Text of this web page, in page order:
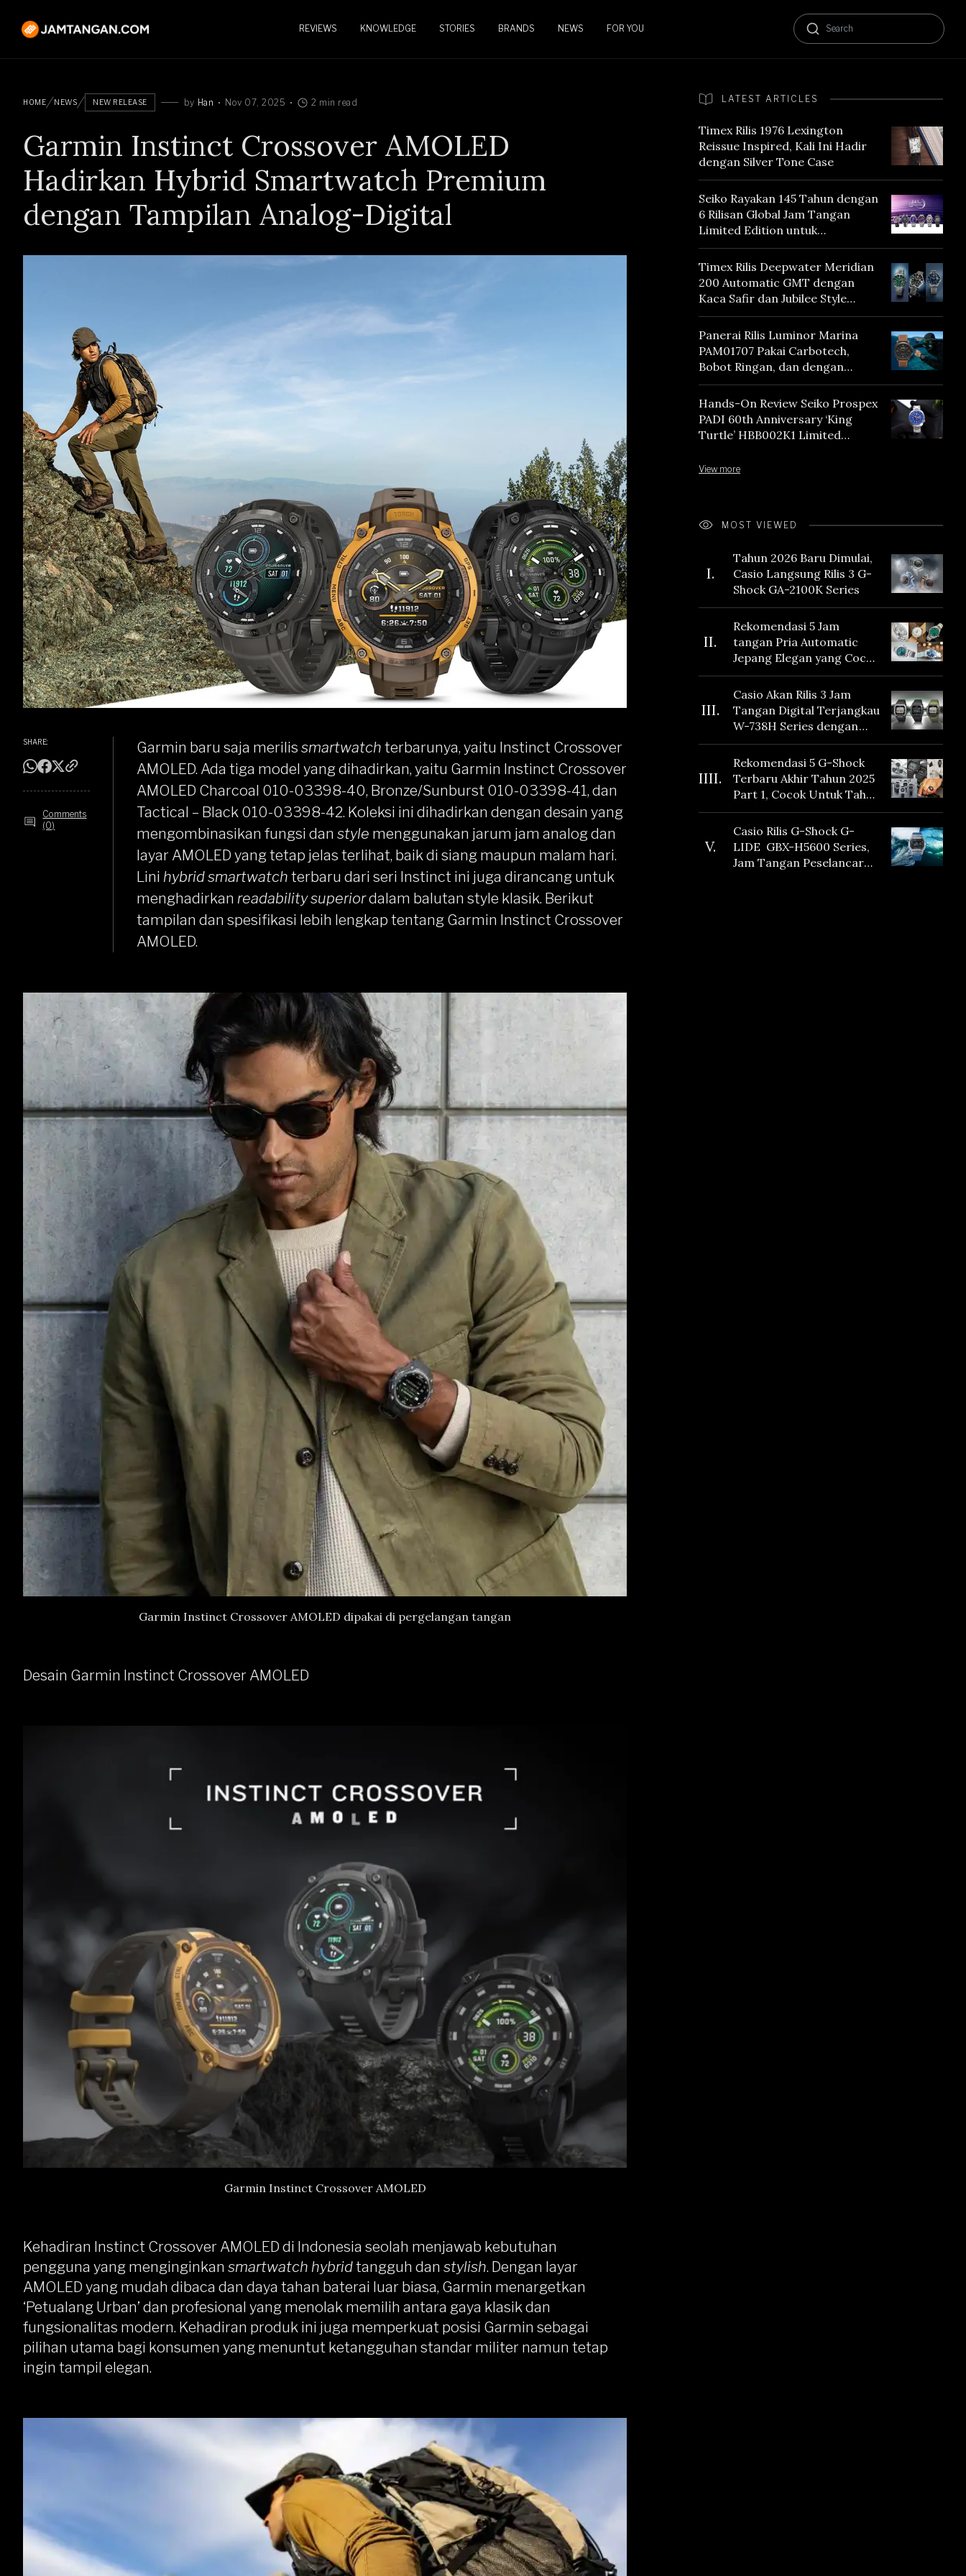
REVIEWS KNOWLEDGE STORIES BRANDS NEWS FOR YOU
HOME NEWS NEW RELEASE by Han Nov 07, 2025 2 min read
Garmin Instinct Crossover AMOLED
Hadirkan Hybrid Smartwatch Premium
dengan Tampilan Analog-Digital
SHARE:
Comments
(0)
Garmin baru saja merilis smartwatch terbarunya, yaitu Instinct Crossover
AMOLED. Ada tiga model yang dihadirkan, yaitu Garmin Instinct Crossover
AMOLED Charcoal 010-03398-40, Bronze/Sunburst 010-03398-41, dan
Tactical – Black 010-03398-42. Koleksi ini dihadirkan dengan desain yang
mengombinasikan fungsi dan style menggunakan jarum jam analog dan
layar AMOLED yang tetap jelas terlihat, baik di siang maupun malam hari.
Lini hybrid smartwatch terbaru dari seri Instinct ini juga dirancang untuk
menghadirkan readability superiordalam balutan style klasik. Berikut
tampilan dan spesifikasi lebih lengkap tentang Garmin Instinct Crossover
AMOLED.
Garmin Instinct Crossover AMOLED dipakai di pergelangan tangan
Desain Garmin Instinct Crossover AMOLED
Garmin Instinct Crossover AMOLED
Kehadiran Instinct Crossover AMOLED di Indonesia seolah menjawab kebutuhan
pengguna yang menginginkan smartwatch hybridtangguh dan stylish. Dengan layar
AMOLED yang mudah dibaca dan daya tahan baterai luar biasa, Garmin menargetkan
‘Petualang Urban’ dan profesional yang menolak memilih antara gaya klasik dan
fungsionalitas modern. Kehadiran produk ini juga memperkuat posisi Garmin sebagai
pilihan utama bagi konsumen yang menuntut ketangguhan standar militer namun tetap
ingin tampil elegan.
LATEST ARTICLES
Timex Rilis 1976 Lexington
Reissue Inspired, Kali Ini Hadir
dengan Silver Tone Case
Seiko Rayakan 145 Tahun dengan
6 Rilisan Global Jam Tangan
Limited Edition untuk
Menghormati Edo Purple,
Warna yang Mencerminkan
Warisan Tokyo
Timex Rilis Deepwater Meridian
200 Automatic GMT dengan
Kaca Safir dan Jubilee Style
Bracelet
Panerai Rilis Luminor Marina
PAM01707 Pakai Carbotech,
Bobot Ringan, dan dengan
Vintage Vibes
Hands-On Review Seiko Prospex
PADI 60th Anniversary ‘King
Turtle’ HBB002K1 Limited
View more
MOST VIEWED
I.
Tahun 2026 Baru Dimulai,
Casio Langsung Rilis 3 G-
Shock GA-2100K Series
II.
Rekomendasi 5 Jam
tangan Pria Automatic
Jepang Elegan yang Cocok
Dikoleksi di 2026
III.
Casio Akan Rilis 3 Jam
Tangan Digital Terjangkau
W-738H Series dengan
Masa Baterai 10 Tahun
dan Fitur Vibration
IIII.
Rekomendasi 5 G-Shock
Terbaru Akhir Tahun 2025
Part 1, Cocok Untuk Tahun
Baru!
V.
Casio Rilis G-Shock G-
LIDE GBX-H5600 Series,
Jam Tangan Peselancar